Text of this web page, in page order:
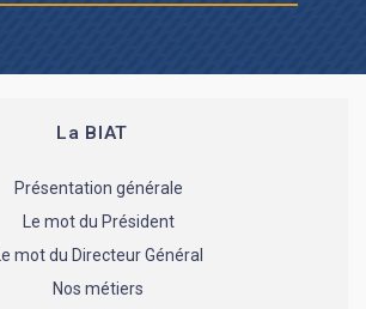
La BIAT
Présentation générale
Le mot du Président
Le mot du Directeur Général
Nos métiers